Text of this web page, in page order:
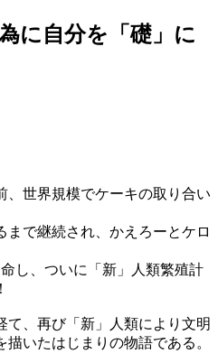
に自分を「礎」に
、世界規模でケーキの取り合い
で継続され、かえろーとケロ
し、ついに「新」人類繁殖計
、再び「新」人類により文明
いたはじまりの物語である。